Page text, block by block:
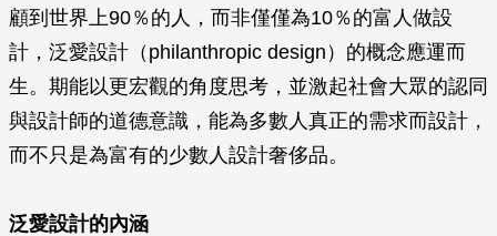
顧到世界上90％的人，而非僅僅為10％的富人做設
計，泛愛設計（philanthropic design）的概念應運而
生。期能以更宏觀的角度思考，並激起社會大眾的認同
與設計師的道德意識，能為多數人真正的需求而設計，
而不只是為富有的少數人設計奢侈品。
泛愛設計的內涵